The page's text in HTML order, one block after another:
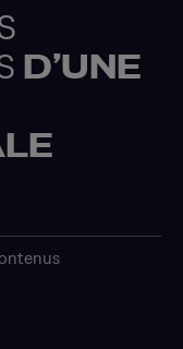
D’UNE